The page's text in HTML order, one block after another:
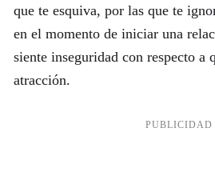
que te esquiva, por las que te
en el momento de iniciar una
siente inseguridad con respecto a
atracción.